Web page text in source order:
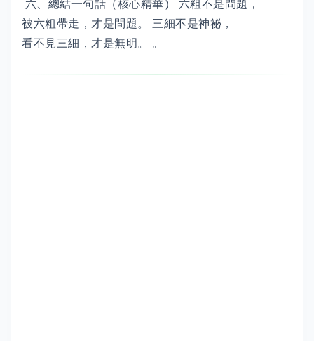
六、總結一句話（核心精華） 六粗不是問題，
被六粗帶走，才是問題。 三細不是神祕，
看不見三細，才是無明。 。